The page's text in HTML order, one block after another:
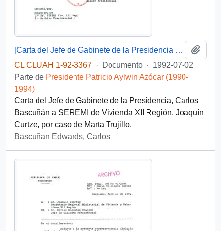
[Carta del Jefe de Gabinete de la Presidencia a SEREMI de Vivienda XII Región]
CL CLUAH 1-92-3367 · Documento · 1992-07-02
Parte de Presidente Patricio Aylwin Azócar (1990-
1994)
Carta del Jefe de Gabinete de la Presidencia, Carlos
Bascuñán a SEREMI de Vivienda XII Región, Joaquín
Curtze, por caso de Marta Trujillo.
Bascuñan Edwards, Carlos